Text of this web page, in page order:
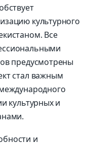
культурного
Все
предусмотрены
стал важным
культурных и
и